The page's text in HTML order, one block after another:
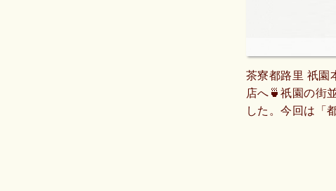
茶寮都路里 祇園
店へ🍵祇園の街
した。今回は「
苦さと上品な甘
味しいね」と笑